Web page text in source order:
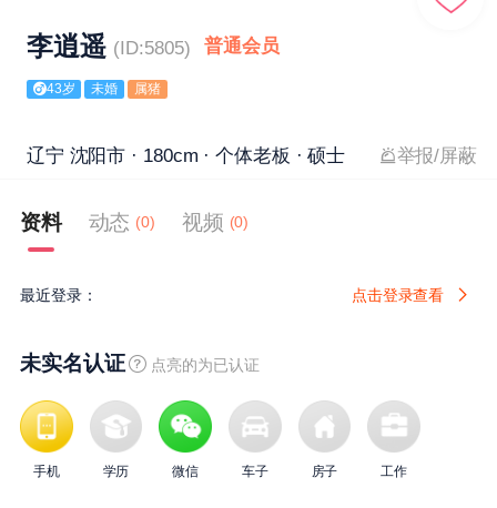
李逍遥 (ID:5805) 普通会员
43岁 未婚 属猪
辽宁 沈阳市 · 180cm · 个体老板 · 硕士 举报/屏蔽
资料 动态 (0) 视频 (0)
最近登录： 点击登录查看
未实名认证 点亮的为已认证
手机 学历 微信 车子 房子 工作